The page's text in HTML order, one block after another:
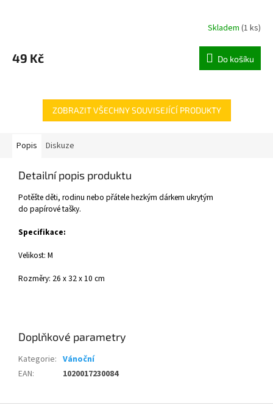
Skladem (1 ks)
49 Kč Do košíku
ZOBRAZIT VŠECHNY SOUVISEJÍCÍ PRODUKTY
Popis Diskuze
Detailní popis produktu
Potěšte děti, rodinu nebo přátele hezkým dárkem ukrytým
do papírové tašky.
Specifikace:
Velikost: M
Rozměry: 26 x 32 x 10 cm
Doplňkové parametry
Kategorie: Vánoční
EAN: 1020017230084